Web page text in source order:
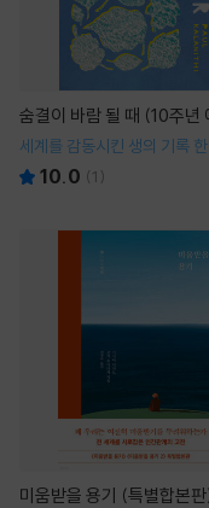
숨결이 바람 될 때 (10주년
세계를 감동시킨 생의 기록
10.0 (1 )
미움받을 용기 (특별합본